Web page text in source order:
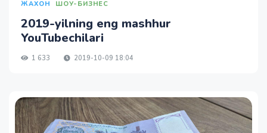
ЖАХОН ШОУ-БИЗНЕС
2019-yilning eng mashhur
YouTubechilari
1 633 2019-10-09 18:04